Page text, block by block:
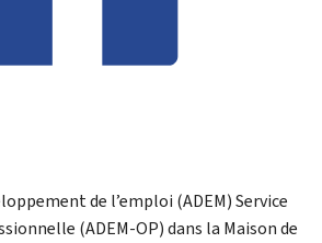
de l’emploi (ADEM)Service
(ADEM-OP) dans la Maison de